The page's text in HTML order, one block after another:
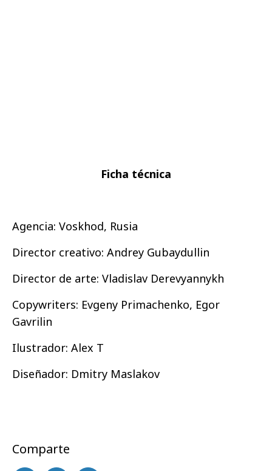
Ficha técnica
Agencia: Voskhod, Rusia
Director creativo: Andrey Gubaydullin
Director de arte: Vladislav Derevyannykh
Copywriters: Evgeny Primachenko, Egor
Gavrilin
Ilustrador: Alex T
Diseñador: Dmitry Maslakov
Comparte